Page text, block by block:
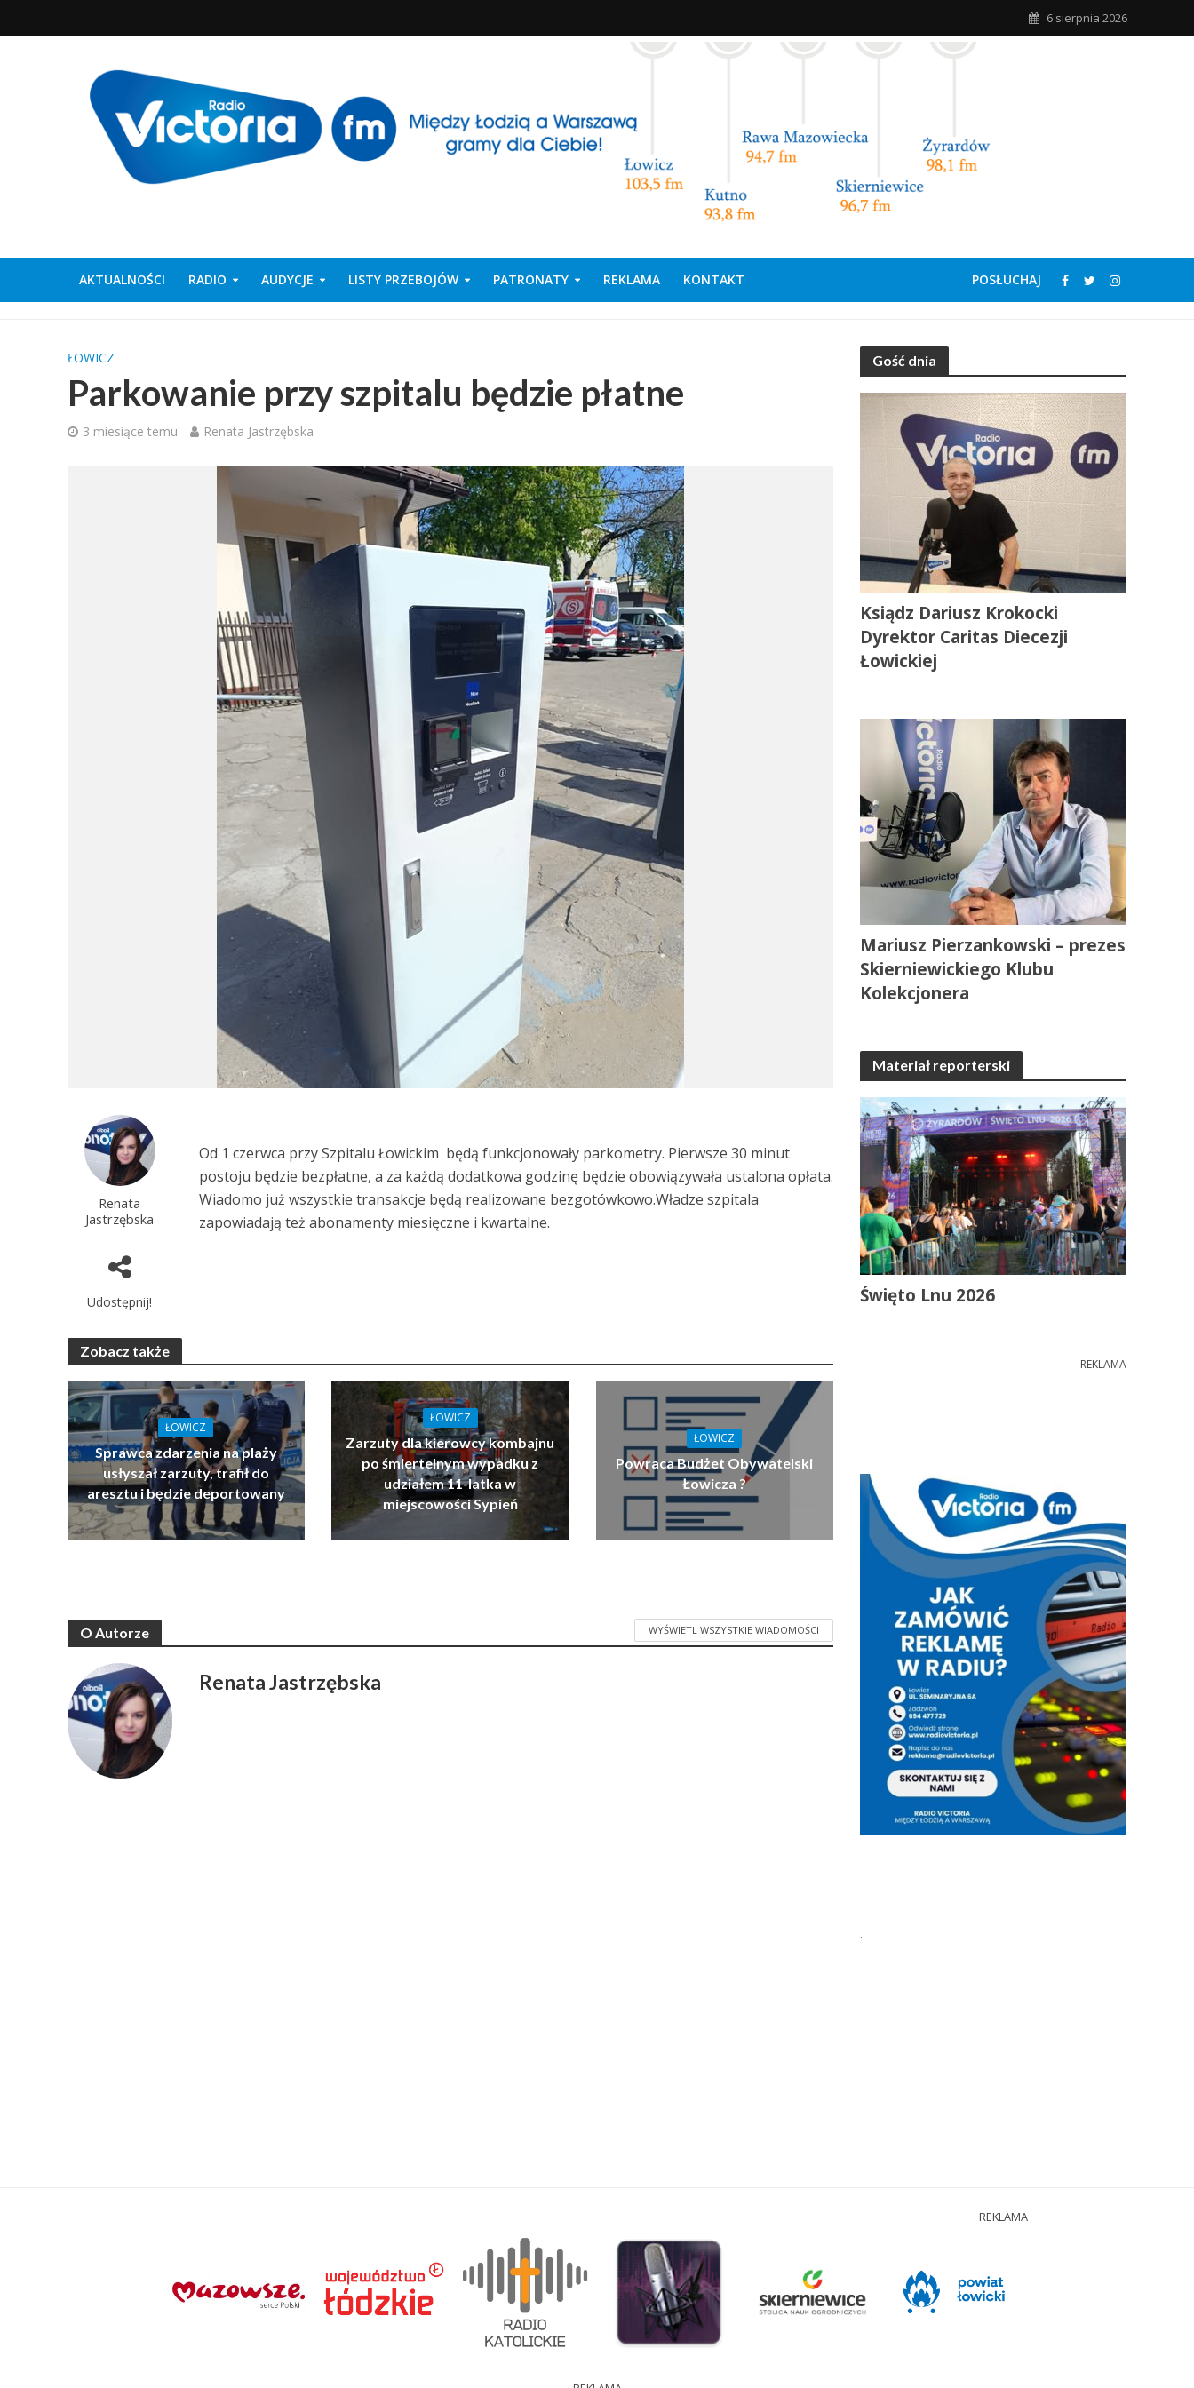
6 sierpnia 2026
AKTUALNOŚCI RADIO AUDYCJE LISTY PRZEBOJÓW PATRONATY REKLAMA KONTAKT POSŁUCHAJ
ŁOWICZ
Parkowanie przy szpitalu będzie płatne
3 miesiące temu Renata Jastrzębska
Renata
Jastrzębska
Udostępnij!
Od 1 czerwca przy Szpitalu Łowickim będą funkcjonowały parkometry. Pierwsze 30 minut
postoju będzie bezpłatne, a za każdą dodatkowa godzinę będzie obowiązywała ustalona opłata.
Wiadomo już wszystkie transakcje będą realizowane bezgotówkowo.Władze szpitala
zapowiadają też abonamenty miesięczne i kwartalne.
Zobacz także
ŁOWICZ
Sprawca zdarzenia na plaży
usłyszał zarzuty, trafił do
aresztu i będzie deportowany
ŁOWICZ
Zarzuty dla kierowcy kombajnu
po śmiertelnym wypadku z
udziałem 11-latka w
miejscowości Sypień
ŁOWICZ
Powraca Budżet Obywatelski
Łowicza ?
O Autorze WYŚWIETL WSZYSTKIE WIADOMOŚCI
Renata Jastrzębska
Gość dnia
Ksiądz Dariusz Krokocki
Dyrektor Caritas Diecezji
Łowickiej
Mariusz Pierzankowski – prezes
Skierniewickiego Klubu
Kolekcjonera
Materiał reporterski
Święto Lnu 2026
REKLAMA
.
REKLAMA